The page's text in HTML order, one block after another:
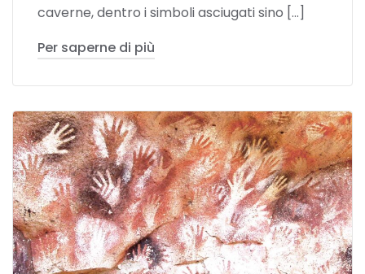
caverne, dentro i simboli asciugati sino […]
Per saperne di più